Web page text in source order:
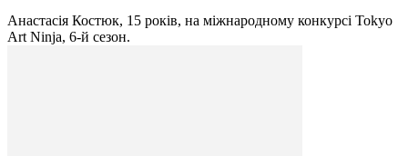
Анастасія Костюк, 15 років, на міжнародному конкурсі Tokyo
Art Ninja, 6-й сезон.